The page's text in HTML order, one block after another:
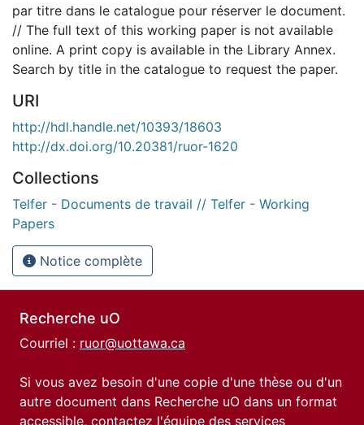
par titre dans le catalogue pour réserver le document.
// The full text of this working paper is not available
online. A print copy is available in the Library Annex.
Search by title in the catalogue to request the paper.
URI
http://hdl.handle.net/10393/18603
http://dx.doi.org/10.20381/ruor-1620
Collections
Telfer - Documents de travail // Telfer - Working
Papers
Notice complète
Recherche uO
Courriel : ruor@uottawa.ca
Si vous avez besoin d'une copie d'une thèse ou d'un
autre document dans Recherche uO dans un format
accessible, contactez l'équipe des services